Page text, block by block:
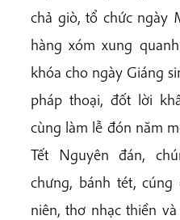
chả giò, tổ chức ngày
hàng xóm xung
khóa cho ngày Giáng
pháp thoại, đốt lời
cùng làm lễ đón năm
Tết Nguyên đán,
chưng, bánh tét,
niên, thơ nhạc thiền